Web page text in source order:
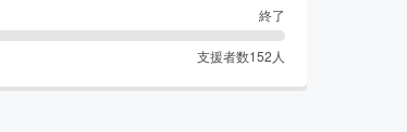
終了
支援者数152 人